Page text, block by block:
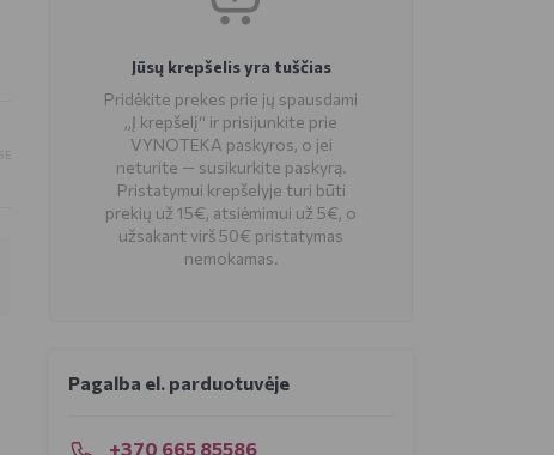
Jūsų krepšelis yra tuščias
Pridėkite prekes prie jų spausdami
„Į krepšelį“ ir prisijunkite prie
VYNOTEKA paskyros, o jei
neturite — susikurkite paskyrą.
Pristatymui krepšelyje turi būti
prekių už 15€, atsiėmimui už 5€, o
užsakant virš 50€ pristatymas
nemokamas.
Pagalba el. parduotuvėje
+370 665 85586